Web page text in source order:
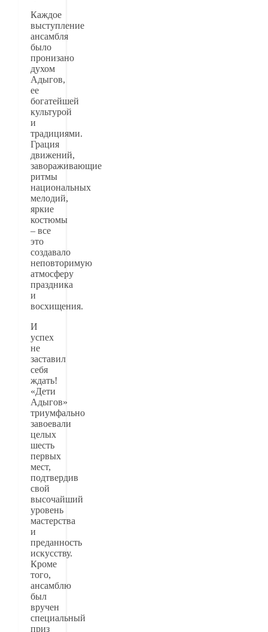
Каждое
выступление
ансамбля
было
пронизано
духом
Адыгов,
ее
богатейшей
культурой
и
традициями.
Грация
движений,
завораживающие
ритмы
национальных
мелодий,
яркие
костюмы
– все
это
создавало
неповторимую
атмосферу
праздника
и
восхищения.
И
успех
не
заставил
себя
ждать!
«Дети
Адыгов»
триумфально
завоевали
целых
шесть
первых
мест,
подтвердив
свой
высочайший
уровень
мастерства
и
преданность
искусству.
Кроме
того,
ансамблю
был
вручен
специальный
приз